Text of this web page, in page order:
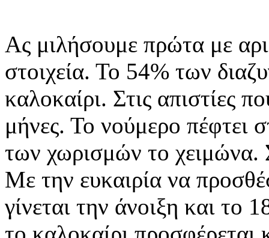
Ας μιλήσουμε πρώτα με
στοιχεία. Το 54% των
καλοκαίρι. Στις απιστίες
μήνες. Το νούμερο πέφτει
των χωρισμών το χειμώνα.
Με την ευκαιρία να
γίνεται την άνοιξη και το